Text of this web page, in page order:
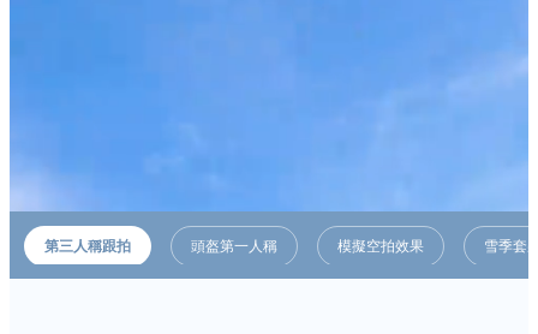
第三人稱跟拍 頭盔第一人稱 模擬空拍效果 雪季套